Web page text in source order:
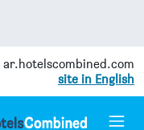
ar.hotelscombined.com
site in English